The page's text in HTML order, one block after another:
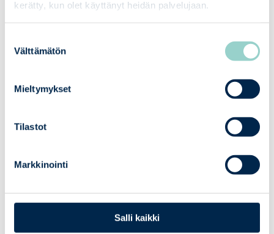
kerätty, kun olet käyttänyt heidän palvelujaan.
valinta
Välttämätön
Mieltymykset
Tilastot
Markkinointi
Salli kaikki
analyser – vi identifierar brister i tid
och styr åtgärdandet av dem före
Säkerhetsbedömningar, såsom